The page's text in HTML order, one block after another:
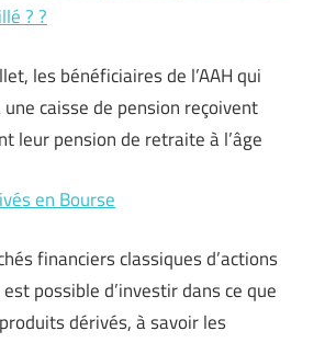
? ?
les bénéficiaires de l’AAH qui
caisse de pension reçoivent
leur pension de retraite à l’âge
en Bourse
financiers classiques d’actions
possible d’investir dans ce que
dérivés, à savoir les